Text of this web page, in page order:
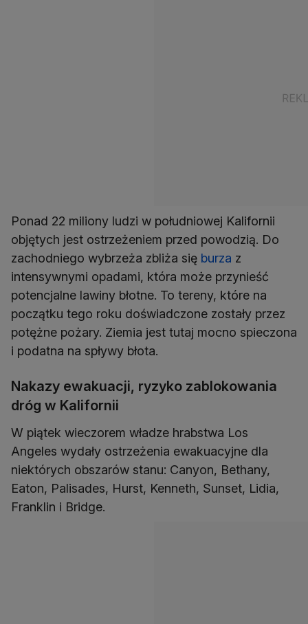
Ponad 22 miliony ludzi w południowej Kalifornii
objętych jest ostrzeżeniem przed powodzią. Do
zachodniego wybrzeża zbliża się burza z
intensywnymi opadami, która może przynieść
potencjalne lawiny błotne. To tereny, które na
początku tego roku doświadczone zostały przez
potężne pożary. Ziemia jest tutaj mocno spieczona
i podatna na spływy błota.
Nakazy ewakuacji, ryzyko zablokowania
dróg w Kalifornii
W piątek wieczorem władze hrabstwa Los
Angeles wydały ostrzeżenia ewakuacyjne dla
niektórych obszarów stanu: Canyon, Bethany,
Eaton, Palisades, Hurst, Kenneth, Sunset, Lidia,
Franklin i Bridge.